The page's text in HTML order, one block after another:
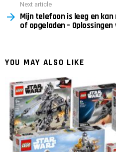
Next article
Mijn telefoon is leeg en
of opgeladen –
YOU MAY ALSO LIKE